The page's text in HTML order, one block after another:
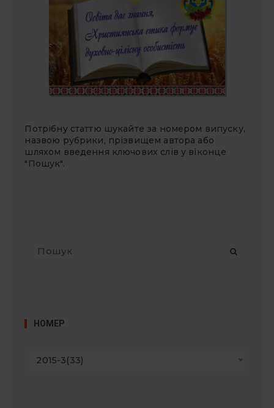
Потрібну статтю шукайте за номером випуску,
назвою рубрики, прізвищем автора або
шляхом введення ключових слів у віконце
"Пошук".
НОМЕР
2015-3(33)